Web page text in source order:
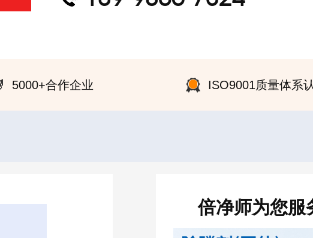
5000+合作企业 ISO9001质量体系
倍净师为您服